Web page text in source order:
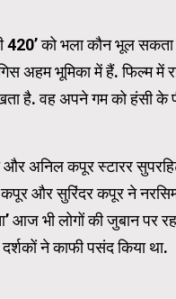
420’ को भला कौन भूल
अहम भूमिका में हैं. फिल्म में
है. वह अपने गम को हंसी के
अनिल कपूर स्टारर
कपूर और सुरिंदर कपूर ने
भी लोगों की जुबान पर
ने काफी पसंद किया था.